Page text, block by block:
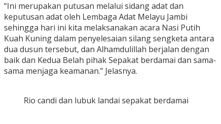
“Ini merupakan putusan melalui sidang adat dan
keputusan adat oleh Lembaga Adat Melayu Jambi
sehingga hari ini kita melaksanakan acara Nasi Putih
Kuah Kuning dalam penyelesaian silang sengketa antara
dua dusun tersebut, dan Alhamdulillah berjalan dengan
baik dan Kedua Belah pihak Sepakat berdamai dan sama-
sama menjaga keamanan.” Jelasnya.
Rio candi dan lubuk landai sepakat berdamai